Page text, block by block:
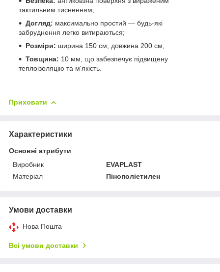
тактильним тисненням;
Догляд: максимально простий — будь-які
забруднення легко витираються;
Розміри: ширина 150 см, довжина 200 см;
Товщина: 10 мм, що забезпечує підвищену
теплоізоляцію та м'якість.
Приховати
Характеристики
Основні атрибути
Виробник
EVAPLAST
Матеріал
Пінополіетилен
Умови доставки
Нова Пошта
Всі умови доставки